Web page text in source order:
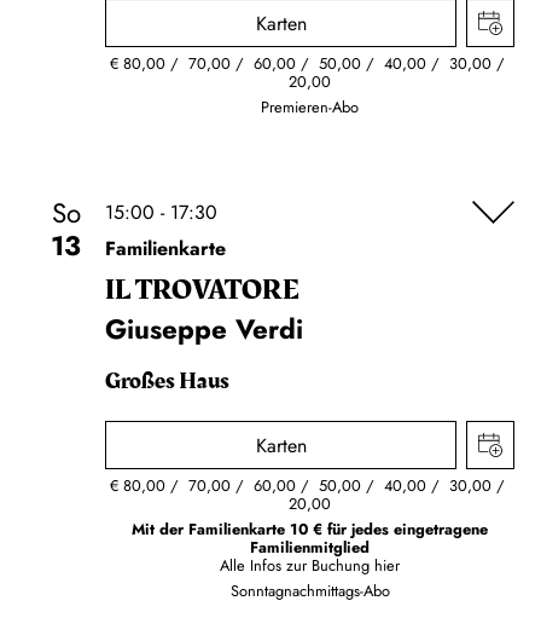
Karten
€80,00 70,00 60,00 50,00 40,00 30,00
20,00
Premieren-Abo
So
13
15:00 - 17:30
Familienkarte
IL TROVA­TORE
Giuseppe Verdi
Großes Haus
Karten
€80,00 70,00 60,00 50,00 40,00 30,00
20,00
Mit der Familienkarte 10 € für jedes eingetragene
Familienmitglied
Alle Infos zur Buchung hier
Sonntagnachmittags-Abo